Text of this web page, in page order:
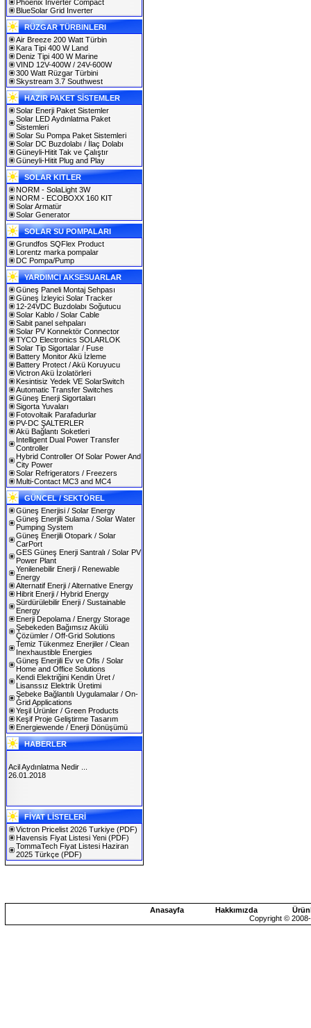
Phoenix Inverter Compact
BlueSolar Grid Inverter
RÜZGAR TÜRBINLERI
Air Breeze 200 Watt Türbin
Kara Tipi 400 W Land
Deniz Tipi 400 W Marine
VIND 12V-400W / 24V-600W
300 Watt Rüzgar Türbini
Skystream 3.7 Southwest
HAZIR PAKET SİSTEMLER
Solar Enerji Paket Sistemler
Solar LED Aydınlatma Paket
Sistemleri
Solar Su Pompa Paket Sistemleri
Solar DC Buzdolabı / İlaç Dolabı
Güneyli-Hitit Tak ve Çalıştır
Güneyli-Hitit Plug and Play
SOLAR KITLER
NORM - SolaLight 3W
NORM - ECOBOXX 160 KIT
Solar Armatür
Solar Generator
SOLAR SU POMPALARI
Grundfos SQFlex Product
Lorentz marka pompalar
DC Pompa/Pump
YARDIMCI AKSESUARLAR
Güneş Paneli Montaj Sehpası
Güneş İzleyici Solar Tracker
12-24VDC Buzdolabı Soğutucu
Solar Kablo / Solar Cable
Sabit panel sehpaları
Solar PV Konnektör Connector
TYCO Electronics SOLARLOK
Solar Tip Sigortalar / Fuse
Battery Monitor Akü İzleme
Battery Protect / Akü Koruyucu
Victron Akü İzolatörleri
Kesintisiz Yedek VE SolarSwitch
Automatic Transfer Switches
Güneş Enerji Sigortaları
Sigorta Yuvaları
Fotovoltaik Parafadurlar
PV-DC ŞALTERLER
Akü Bağlantı Soketleri
Intelligent Dual Power Transfer
Controller
Hybrid Controller Of Solar Power And
City Power
Solar Refrigerators / Freezers
Multi-Contact MC3 and MC4
GÜNCEL / SEKTÖREL
Güneş Enerjisi / Solar Energy
Güneş Enerjili Sulama / Solar Water
Pumping System
Güneş Enerjili Otopark / Solar
CarPort
GES Güneş Enerji Santralı / Solar PV
Power Plant
Yenilenebilir Enerji / Renewable
Energy
Alternatif Enerji / Alternative Energy
Hibrit Enerji / Hybrid Energy
Sürdürülebilir Enerji / Sustainable
Energy
Enerji Depolama / Energy Storage
Şebekeden Bağımsız Akülü
Çözümler / Off-Grid Solutions
Temiz Tükenmez Enerjiler / Clean
Inexhaustible Energies
Güneş Enerjili Ev ve Ofis / Solar
Home and Office Solutions
Kendi Elektriğini Kendin Üret /
Lisanssız Elektrik Üretimi
Şebeke Bağlantılı Uygulamalar / On-
Grid Applications
Yeşil Ürünler / Green Products
Keşif Proje Geliştirme Tasarım
Energiewende / Enerji Dönüşümü
HABERLER
SOLAREX ISTANBUL 2019
30.01.2019
Acil Aydınlatma Nedir ...
26.01.2018
FİYAT LİSTELERİ
Victron Pricelist 2026 Turkiye (PDF)
Havensis Fiyat Listesi Yeni (PDF)
TommaTech Fiyat Listesi Haziran
2025 Türkçe (PDF)
Anasayfa Hakkımızda
Copyright ©